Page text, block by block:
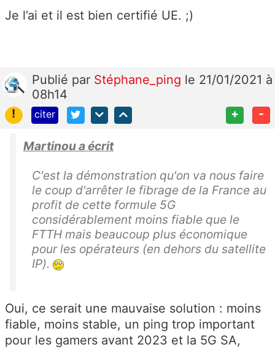
Je l’ai et il est bien certifié UE. ;)
Publié par Stéphane_ping le 21/01/2021 à
08h14
!
citer + -
Martinou a écrit
C'est la démonstration qu'on va nous faire
le coup d'arrêter le fibrage de la France au
profit de cette formule 5G
considérablement moins fiable que le
FTTH mais beaucoup plus économique
pour les opérateurs (en dehors du satellite
IP).
Oui, ce serait une mauvaise solution : moins
fiable, moins stable, un ping trop important
pour les gamers avant 2023 et la 5G SA,